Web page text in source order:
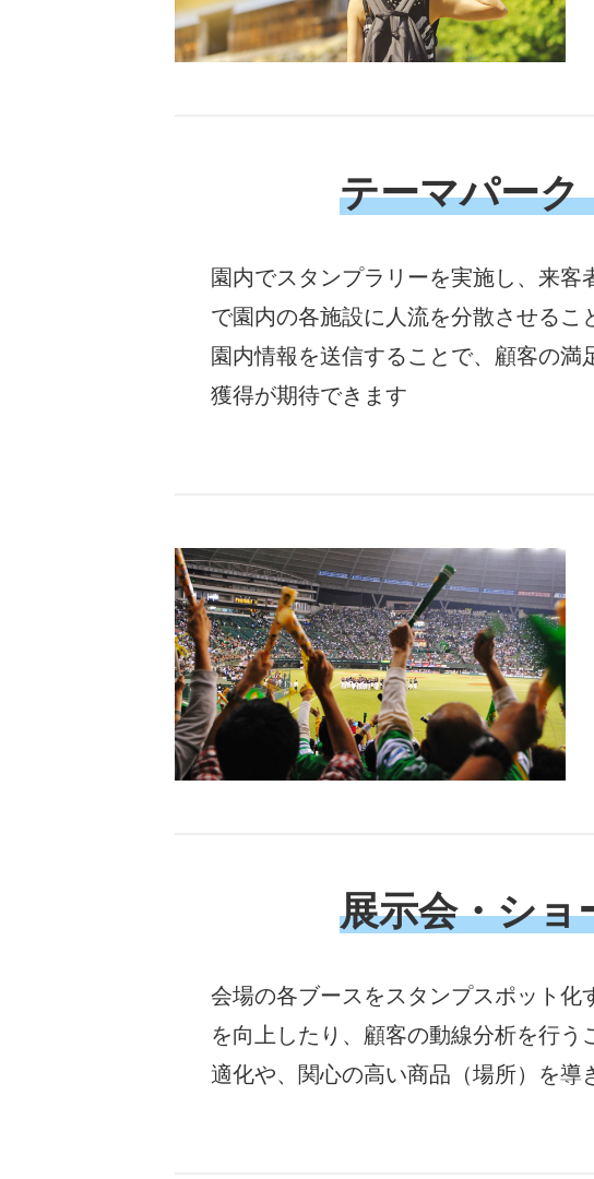
テーマパーク
園内でスタンプラリーを実施し、来客
で園内の各施設に人流を分散させるこ
園内情報を送信することで、顧客の満
獲得が期待できます
展示会・ショ
会場の各ブースをスタンプスポット化
を向上したり、顧客の動線分析を行う
適化や、関心の高い商品（場所）を導